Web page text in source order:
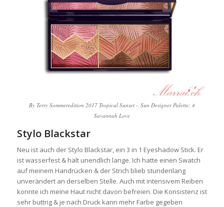
By Terry Sommeredition 2017 Tropical Sunset – Sun Designer Palette: 4
Savannah Love
Stylo Blackstar
Neu ist auch der Stylo Blackstar, ein 3 in 1 Eyeshadow Stick. Er
ist wasserfest & hält unendlich lange. Ich hatte einen Swatch
auf meinem Handrücken & der Strich blieb stundenlang
unverändert an derselben Stelle. Auch mit intensivem Reiben
konnte ich meine Haut nicht davon befreien. Die Konsistenz ist
sehr buttrig & je nach Druck kann mehr Farbe gegeben